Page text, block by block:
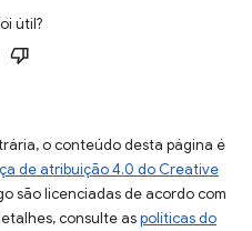
útil?
o conteúdo desta página é
de atribuição 4.0 do Creative
são licenciadas de acordo com
consulte aspolíticas do